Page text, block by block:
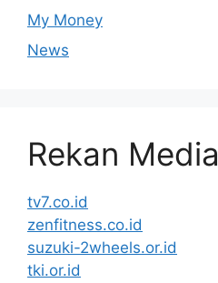
My Money
News
Rekan Media
tv7.co.id
zenfitness.co.id
suzuki-2wheels.or.id
tki.or.id